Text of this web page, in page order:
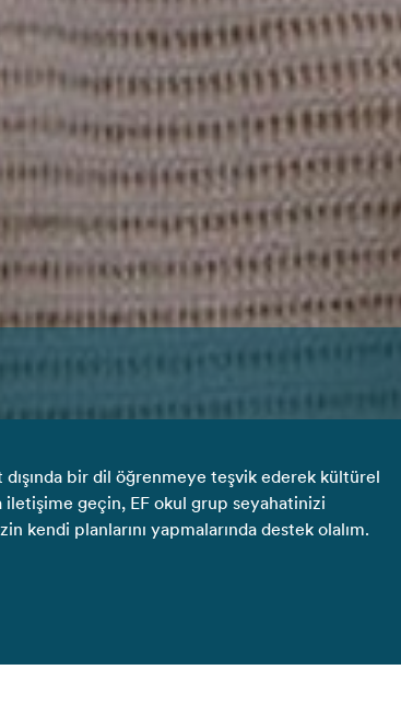
bir dil öğrenmeye teşvik ederek kültürel
iletişime geçin, EF okul grup seyahatinizi
kendi planlarını yapmalarında destek olalım.